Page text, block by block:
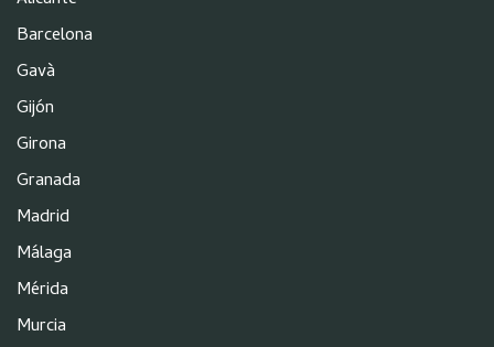
Barcelona
Gavà
Gijón
Girona
Granada
Madrid
Málaga
Mérida
Murcia